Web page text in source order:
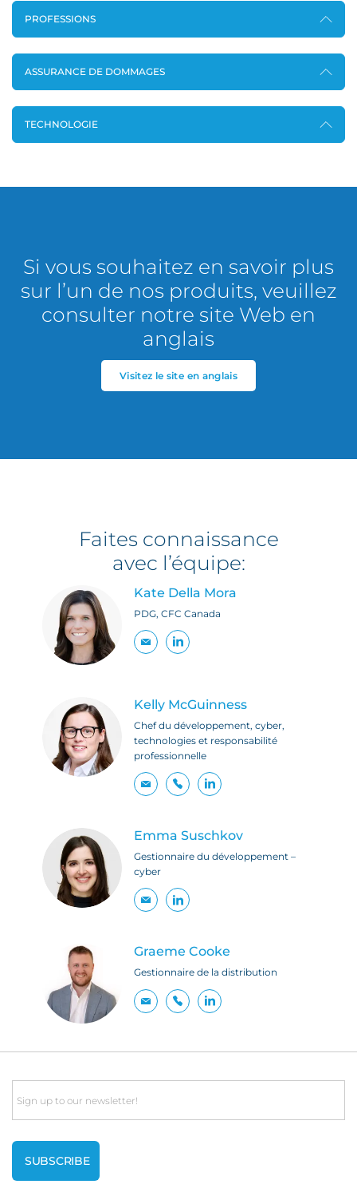
PROFESSIONS
ASSURANCE DE DOMMAGES
TECHNOLOGIE
Si vous souhaitez en savoir plus
sur l’un de nos produits, veuillez
consulter notre site Web en
anglais
Visitez le site en anglais
Faites connaissance
avec l’équipe:
Kate Della Mora
PDG, CFC Canada
Kelly McGuinness
Chef du développement, cyber,
technologies et responsabilité
professionnelle
Emma Suschkov
Gestionnaire du développement –
cyber
Graeme Cooke
Gestionnaire de la distribution
Email